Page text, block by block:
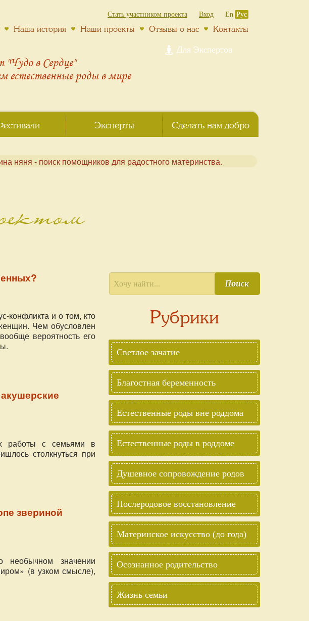
"Чудо в Сердце"
естественные роды в мире
конфликта и о том, кто
Чем обусловлен
вероятность его
работы с семьями в
столкнуться при
звериной
необычном значении
(в узком смысле),
Поиск
Рубрики
Светлое зачатие
Благостная беременность
Естественные роды вне роддома
Естественные роды в роддоме
Душевное сопровождение родов
Послеродовое восстановление
Материнское искусство (до года)
Осознанное родительство
Жизнь семьи
Стать участником проекта Вход En Рус
Наша история Наши проекты Отзывы о нас Контакты
Эксперты Сделать нам добро
Для Экспертов